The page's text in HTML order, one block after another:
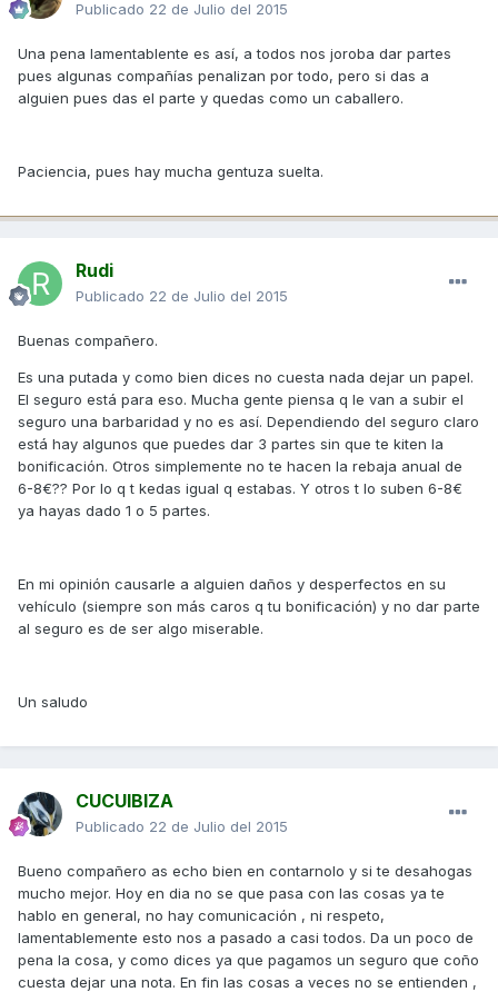
Publicado 22 de Julio del 2015
Una pena lamentablente es así, a todos nos joroba dar partes
pues algunas compañías penalizan por todo, pero si das a
alguien pues das el parte y quedas como un caballero.
Paciencia, pues hay mucha gentuza suelta.
Rudi
Publicado 22 de Julio del 2015
Buenas compañero.
Es una putada y como bien dices no cuesta nada dejar un papel.
El seguro está para eso. Mucha gente piensa q le van a subir el
seguro una barbaridad y no es así. Dependiendo del seguro claro
está hay algunos que puedes dar 3 partes sin que te kiten la
bonificación. Otros simplemente no te hacen la rebaja anual de
6-8€?? Por lo q t kedas igual q estabas. Y otros t lo suben 6-8€
ya hayas dado 1 o 5 partes.
En mi opinión causarle a alguien daños y desperfectos en su
vehículo (siempre son más caros q tu bonificación) y no dar parte
al seguro es de ser algo miserable.
Un saludo
CUCUIBIZA
Publicado 22 de Julio del 2015
Bueno compañero as echo bien en contarnolo y si te desahogas
mucho mejor. Hoy en dia no se que pasa con las cosas ya te
hablo en general, no hay comunicación , ni respeto,
lamentablemente esto nos a pasado a casi todos. Da un poco de
pena la cosa, y como dices ya que pagamos un seguro que coño
cuesta dejar una nota. En fin las cosas a veces no se entienden ,